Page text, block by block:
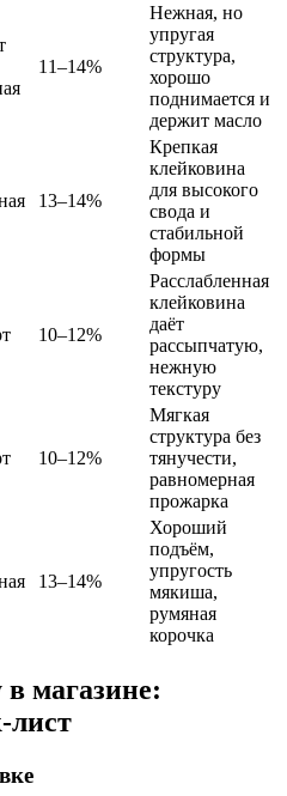
11–14%
Нежная, но
упругая
структура,
хорошо
поднимается и
держит масло
13–14%
Крепкая
клейковина
для высокого
свода и
стабильной
формы
10–12%
Расслабленная
клейковина
даёт
рассыпчатую,
нежную
текстуру
10–12%
Мягкая
структура без
тянучести,
равномерная
прожарка
13–14%
Хороший
подъём,
упругость
мякиша,
румяная
корочка
магазине:
лист